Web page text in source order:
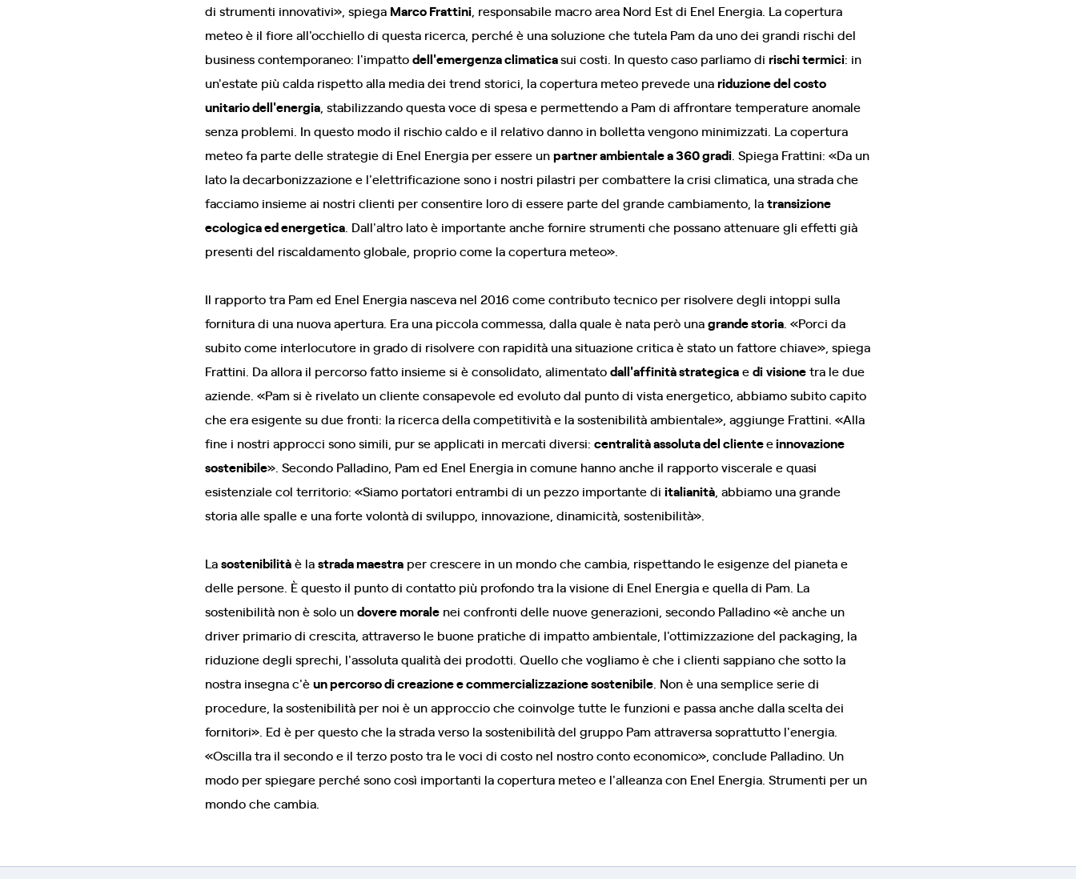
di strumenti innovativi», spiega Marco Frattini , responsabile macro area Nord Est di Enel Energia. La copertura
meteo è il fiore all'occhiello di questa ricerca, perché è una soluzione che tutela Pam da uno dei grandi rischi del
business contemporaneo: l'impattodell'emergenza climaticasui costi. In questo caso parliamo di rischi termici: in
un'estate più calda rispetto alla media dei trend storici, la copertura meteo prevede unariduzione del costo
unitario dell'energia , stabilizzando questa voce di spesa e permettendo a Pam di affrontare temperature anomale
senza problemi. In questo modo il rischio caldo e il relativo danno in bolletta vengono minimizzati. La copertura
meteo fa parte delle strategie di Enel Energia per essere unpartner ambientale a 360 gradi . Spiega Frattini: «Da un
lato la decarbonizzazione e l'elettrificazione sono i nostri pilastri per combattere la crisi climatica, una strada che
facciamo insieme ai nostri clienti per consentire loro di essere parte del grande cambiamento, latransizione
ecologica ed energetica . Dall'altro lato è importante anche fornire strumenti che possano attenuare gli effetti già
presenti del riscaldamento globale, proprio come la copertura meteo».
Il rapporto tra Pam ed Enel Energia nasceva nel 2016 come contributo tecnico per risolvere degli intoppi sulla
fornitura di una nuova apertura. Era una piccola commessa, dalla quale è nata però unagrande storia . «Porci da
subito come interlocutore in grado di risolvere con rapidità una situazione critica è stato un fattore chiave», spiega
Frattini. Da allora il percorso fatto insieme si è consolidato, alimentatodall'affinità strategicaedivisionetra le due
aziende. «Pam si è rivelato un cliente consapevole ed evoluto dal punto di vista energetico, abbiamo subito capito
che era esigente su due fronti: la ricerca della competitività e la sostenibilità ambientale», aggiunge Frattini. «Alla
fine i nostri approcci sono simili, pur se applicati in mercati diversi: centralità assoluta del clienteeinnovazione
sostenibile». Secondo Palladino, Pam ed Enel Energia in comune hanno anche il rapporto viscerale e quasi
esistenziale col territorio: «Siamo portatori entrambi di un pezzo importante di italianità , abbiamo una grande
storia alle spalle e una forte volontà di sviluppo, innovazione, dinamicità, sostenibilità».
Lasostenibilitàè lastrada maestra per crescere in un mondo che cambia, rispettando le esigenze del pianeta e
delle persone. È questo il punto di contatto più profondo tra la visione di Enel Energia e quella di Pam. La
sostenibilità non è solo undovere morale nei confronti delle nuove generazioni, secondo Palladino «è anche un
driver primario di crescita, attraverso le buone pratiche di impatto ambientale, l'ottimizzazione del packaging, la
riduzione degli sprechi, l'assoluta qualità dei prodotti. Quello che vogliamo è che i clienti sappiano che sotto la
nostra insegna c'èun percorso di creazione e commercializzazione sostenibile . Non è una semplice serie di
procedure, la sostenibilità per noi è un approccio che coinvolge tutte le funzioni e passa anche dalla scelta dei
fornitori». Ed è per questo che la strada verso la sostenibilità del gruppo Pam attraversa soprattutto l'energia.
«Oscilla tra il secondo e il terzo posto tra le voci di costo nel nostro conto economico», conclude Palladino. Un
modo per spiegare perché sono così importanti la copertura meteo e l'alleanza con Enel Energia. Strumenti per un
mondo che cambia.